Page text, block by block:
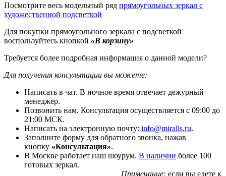
Посмотрите весь модельный ряд прямоугольных зеркал с
художественной подсветкой
Для покупки прямоугольного зеркала с подсветкой
воспользуйтесь кнопкой «В корзину»
Требуется более подробная информация о данной модели?
Для получения консультации вы можете:
Написать в чат. В ночное время отвечает дежурный
менеджер.
Позвонить нам. Консультация осуществляется с 09:00 до
21:00 МСК.
Написать на электронную почту: info@miralls.ru.
Заполните форму для обратного звонка, нажав
кнопку «Консультация».
В Москве работает наш шоурум. В наличии более 100
готовых зеркал.
Примечание: если вы едете к